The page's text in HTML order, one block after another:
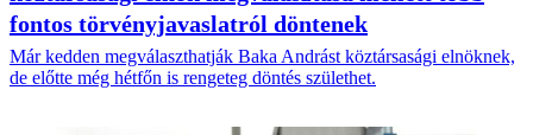
fontos törvényjavaslatról döntenek
Már kedden megválaszthatják Baka Andrást köztársasági elnöknek,
de előtte még hétfőn is rengeteg döntés születhet.